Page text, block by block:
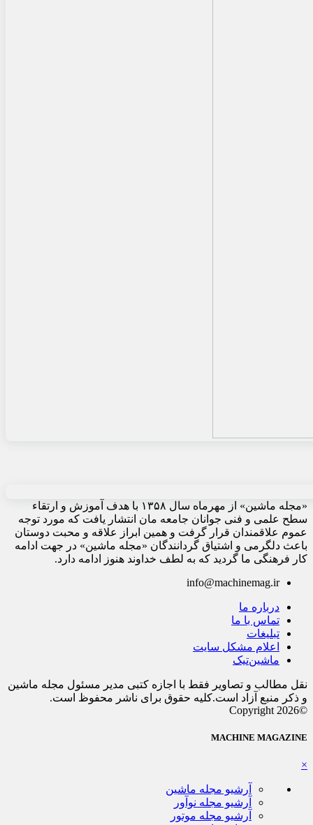
«مجله ماشین» از مهرماه سال ۱۳۵۸ با هدف آموزش و ارتقاء
سطح علمی و فنی جوانان جامعه مان انتشار یافت که مورد توجه
عموم علاقمندان قرار گرفت و همین ابراز علاقه و محبت دوستان
باعث دلگرمی و اشتیاق گردانندگان «مجله ماشین» در جهت ادامه
کار فرهنگی ما گردید که به لطف خداوند هنوز ادامه دارد.
info@machinemag.ir
درباره ما
تماس با ما
تبلیغات
اعلام مشکل سایت
ماشین‌تیک
نقل مطالب و تصاویر فقط با اجازه کتبی مدیر مسئول مجله ماشین
و ذکر منبع آزاد است.کلیه حقوق برای ناشر محفوظ است.
©Copyright 2026
MACHINE MAGAZINE
×
آرشیو مجله ماشین
آرشیو مجله نوآور
آرشیو مجله موتور